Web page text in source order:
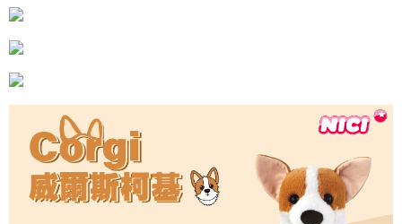
２．訂單成立數日內，您將收到繳費通知簡訊。
３．收到繳費通知簡訊後14天內，點擊此簡訊中的連結，可透過四大超商／
※ 請注意：結帳手續完成當下不需立刻繳費，但若您需要取消訂單，請聯絡
後付繳納相關費用。
※ 交易是否成功請以「AFTEE先享後付 」之結帳頁面顯示為準，若有關於
是否繳費成功／繳費後需取消欲退款等相關疑問，請聯繫「AFTEE先享後付
客戶支援中心」https://netprotections.freshdesk.com/support/home
【注意事項】
１．透過由恩沛科技股份有限公司提供之「AFTEE先享後付」服務完成之交
易，需依本服務之必要範圍內提供個人資料，並將交易相關給付款項請求債
每筆NT$100，滿NT$490(含以上)免運費
宅配
每筆NT$100，滿NT$990(含以上)免運費
海外國家 查看運費